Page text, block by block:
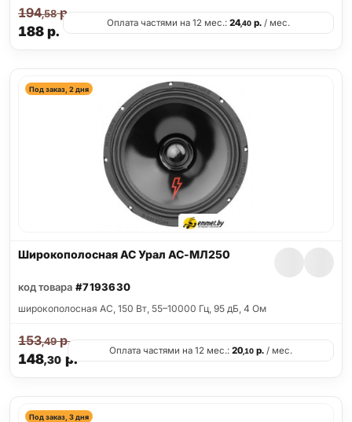
188р.
194,58р.
Оплата частями на 12 мес.: 24,40р./ мес.
Под заказ, 2 дня
Широкополосная АС Урал АС-МЛ250
код товара #7193630
широкополосная АС, 150 Вт, 55–10000 Гц, 95 дБ, 4 Ом
148,30р.
153,49р.
Оплата частями на 12 мес.: 20,10 р. / мес.
Под заказ, 3 дня